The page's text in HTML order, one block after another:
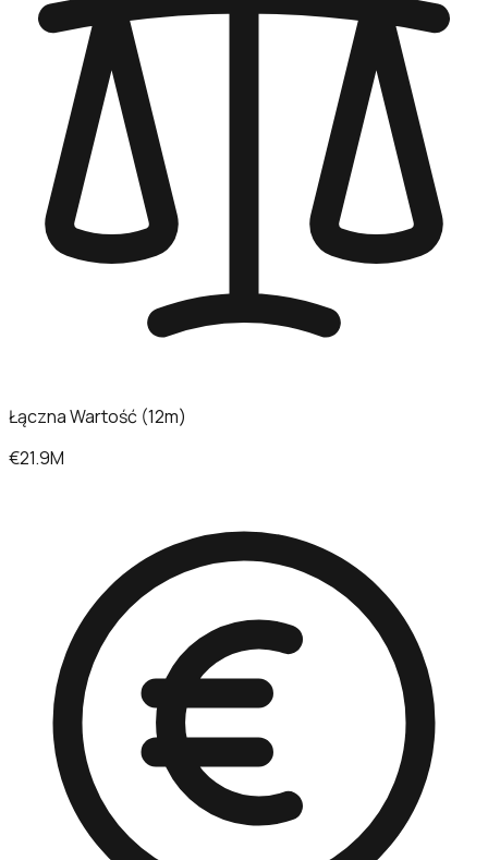
Łączna Wartość (12m)
€21.9M